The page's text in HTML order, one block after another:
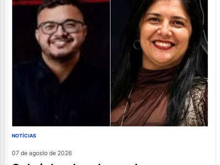
NOTÍCIAS
07 de agosto de 2026